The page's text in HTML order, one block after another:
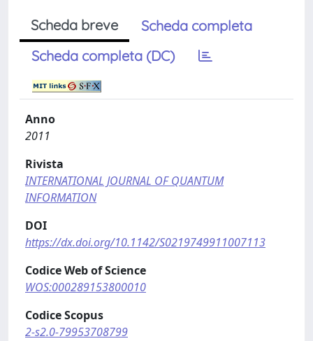
Scheda breve
Scheda completa
Scheda completa (DC)
Anno
2011
Rivista
INTERNATIONAL JOURNAL OF QUANTUM
INFORMATION
DOI
https://dx.doi.org/10.1142/S0219749911007113
Codice Web of Science
WOS:000289153800010
Codice Scopus
2-s2.0-79953708799